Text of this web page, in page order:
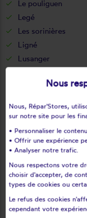
Le pouliguen
Legé
Les sorinières
Ligné
Lusanger
Massérac
Missillac
Monnières
Montoir-de-
Mouais
Mouzillon
Nort-sur-erdre
Noyal-sur-brutz
Orvault
Nous
Nous, Répar'Stores,
sur notre site pour les
• Personnaliser le
• Offrir une expérience
• Analyser notre trafic.
Nous respectons votre
choisir d'accepter, de
types de cookies ou
Le refus des cookies
cependant votre